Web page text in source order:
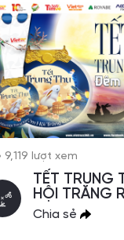
9,119 lượt xem
TẾT TRUNG
HỘI TRĂNG
Chia sẻ